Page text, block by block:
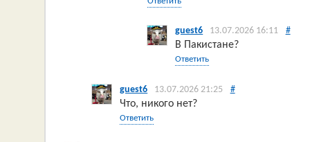
guest6 13.07.2026 16:11 #
В Пакистане?
Ответить
guest6 13.07.2026 21:25 #
Что, никого нет?
Ответить